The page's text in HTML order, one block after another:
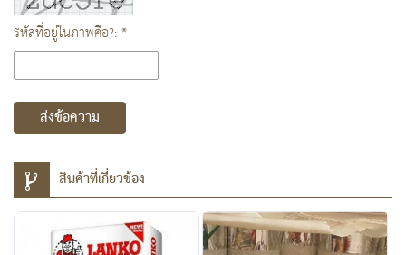
รหัสที่อยู่ในภาพคือ?: *
ส่งข้อความ
สินค้าที่เกี่ยวข้อง